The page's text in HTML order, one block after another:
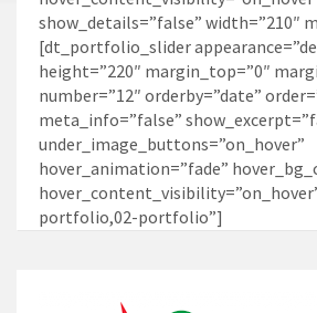
show_details=”false” width=”210″
[dt_portfolio_slider
height=”220″ margin_top=”0″
number=”12″ orderby=”date”
meta_info=”false”
under_image_buttons=”on_hover”
hover_animation=”fade”
portfolio,02-portfolio”]